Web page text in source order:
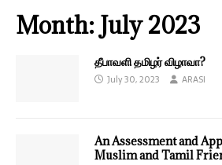
Month: July 2023
தீபாவளி தமிழர் விழாவா?
July 30, 2023 ARASI
An Assessment and
Muslim and Tamil